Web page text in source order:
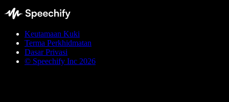
Keutamaan Kuki
Terma Perkhidmatan
Dasar Privasi
© Speechify Inc 2026